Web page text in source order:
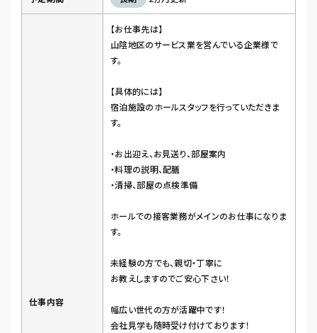
仕事内容
【お仕事先は】
山陰地区のサービス業を営んでいる企業様で
す。
【具体的には】
宿泊施設のホールスタッフを行っていただきま
す。
・お出迎え、お見送り、部屋案内
・料理の説明、配膳
・清掃、部屋の点検準備
ホールでの接客業務がメインのお仕事になりま
す。
未経験の方でも、親切・丁寧に
お教えしますのでご安心下さい！
幅広い世代の方が活躍中です！
会社見学も随時受け付けております！